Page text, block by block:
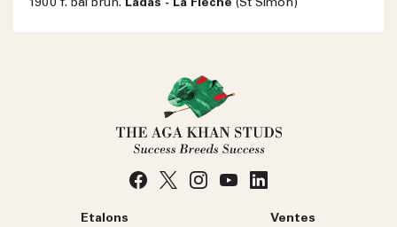
1900 f. bai brun. Ladas - La Fleche (St Simon)
Etalons Ventes